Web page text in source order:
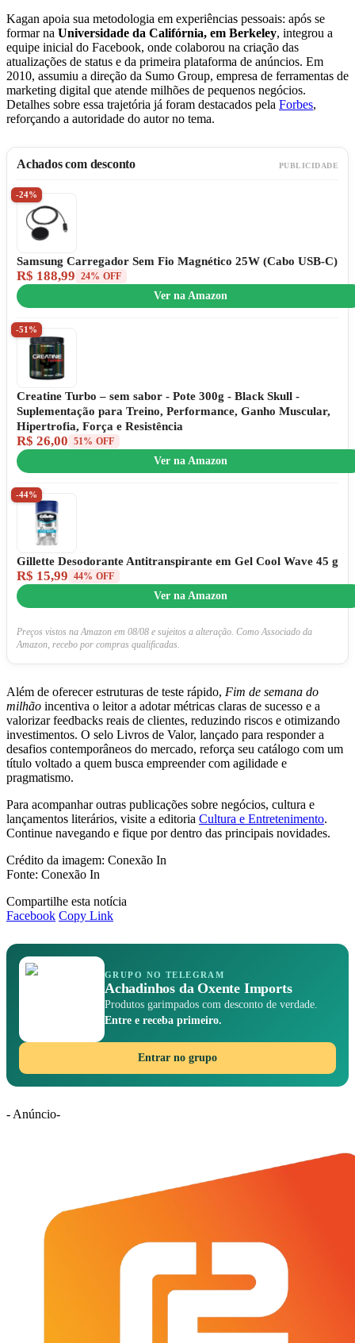
Kagan apoia sua metodologia em experiências pessoais: após se
formar na Universidade da Califórnia, em Berkeley, integrou a
equipe inicial do Facebook, onde colaborou na criação das
atualizações de status e da primeira plataforma de anúncios. Em
2010, assumiu a direção da Sumo Group, empresa de ferramentas de
marketing digital que atende milhões de pequenos negócios.
Detalhes sobre essa trajetória já foram destacados pela Forbes,
reforçando a autoridade do autor no tema.
Achados com desconto PUBLICIDADE
-24%
Samsung Carregador Sem Fio Magnético 25W (Cabo USB-C)
R$ 188,99 24% OFF
Ver na Amazon
-51%
Creatine Turbo – sem sabor - Pote 300g - Black Skull -
Suplementação para Treino, Performance, Ganho Muscular,
Hipertrofia, Força e Resistência
R$ 26,00 51% OFF
Ver na Amazon
-44%
Gillette Desodorante Antitranspirante em Gel Cool Wave 45 g
R$ 15,99 44% OFF
Ver na Amazon
Preços vistos na Amazon em 08/08 e sujeitos a alteração. Como Associado da
Amazon, recebo por compras qualificadas.
Além de oferecer estruturas de teste rápido, Fim de semana do
milhão incentiva o leitor a adotar métricas claras de sucesso e a
valorizar feedbacks reais de clientes, reduzindo riscos e otimizando
investimentos. O selo Livros de Valor, lançado para responder a
desafios contemporâneos do mercado, reforça seu catálogo com um
título voltado a quem busca empreender com agilidade e
pragmatismo.
Para acompanhar outras publicações sobre negócios, cultura e
lançamentos literários, visite a editoria Cultura e Entretenimento.
Continue navegando e fique por dentro das principais novidades.
Crédito da imagem: Conexão In
Fonte: Conexão In
Compartilhe esta notícia
Facebook Copy Link
GRUPO NO TELEGRAM
Achadinhos da Oxente Imports
Produtos garimpados com desconto de verdade.
Entre e receba primeiro.
Entrar no grupo
- Anúncio-